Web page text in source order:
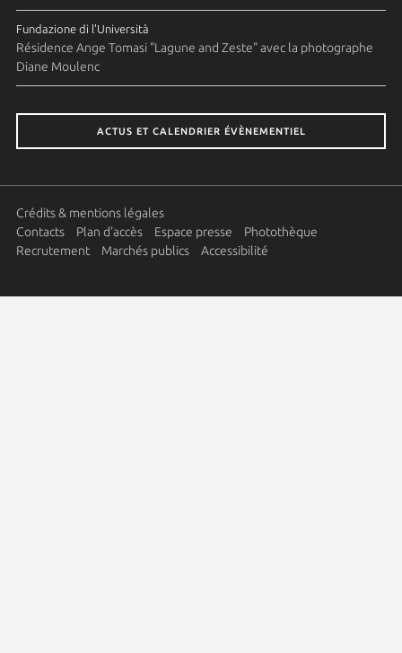
Fundazione di l'Università
Résidence Ange Tomasi "Lagune and Zeste" avec la photographe
Diane Moulenc
ACTUS ET CALENDRIER ÉVÈNEMENTIEL
Crédits & mentions légales
Contacts
Plan d'accès Espace presse
Photothèque
Recrutement
Marchés publics Accessibilité